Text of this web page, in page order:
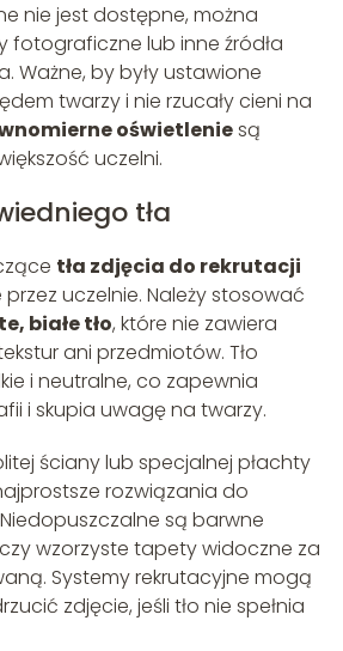
nie jest dostępne, można
fotograficzne lub inne źródła
Ważne, by były ustawione
twarzy i nie rzucały cieni na
oświetleniesą
uczelni.
tła
tła zdjęcia do rekrutacji
uczelnie. Należy stosować
białe tło, które nie zawiera
ani przedmiotów. Tło
i neutralne, co zapewnia
i skupia uwagę na twarzy.
ściany lub specjalnej płachty
rozwiązania do
są barwne
wzorzyste tapety widoczne za
Systemy rekrutacyjne mogą
zdjęcie, jeśli tło nie spełnia